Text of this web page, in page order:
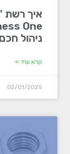
ניהול
קרא עוד »
02/01/2025